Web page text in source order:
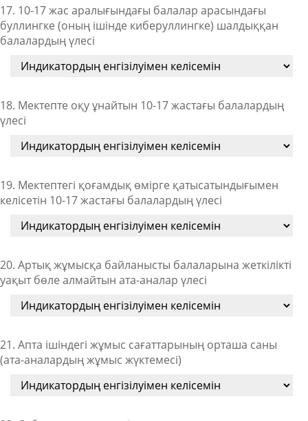
17. 10-17 жас аралығындағы балалар арасындағы
буллингке (оның ішінде киберуллингке) шалдыққан
балалардың үлесі
18. Мектепте оқу ұнайтын 10-17 жастағы балалардың
үлесі
19. Мектептегі қоғамдық өмірге қатысатындығымен
келісетін 10-17 жастағы балалардың үлесі
20. Артық жұмысқа байланысты балаларына жеткілікті
уақыт бөле алмайтын ата-аналар үлесі
21. Апта ішіндегі жұмыс сағаттарының орташа саны
(ата-аналардың жұмыс жүктемесі)